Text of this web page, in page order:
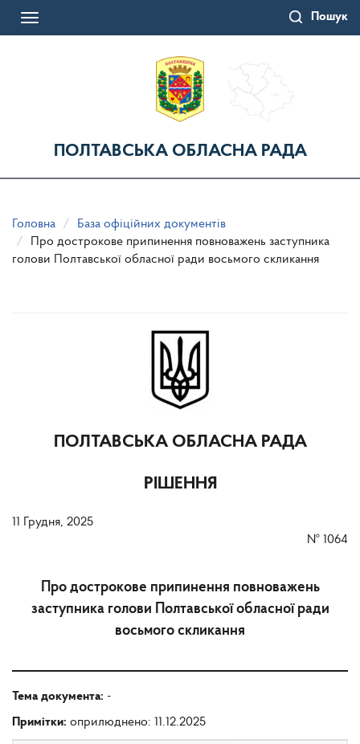
Пошук
Toggle
ПОЛТАВСЬКА ОБЛАСНА РАДА
Головна
База офіційних документів
Про дострокове припинення повноважень заступника
голови Полтавської обласної ради восьмого скликання
ПОЛТАВСЬКА ОБЛАСНА РАДА
РІШЕННЯ
11 Грудня, 2025
№ 1064
Про дострокове припинення повноважень
заступника голови Полтавської обласної ради
восьмого скликання
Тема документа: -
Примітки: оприлюднено: 11.12.2025